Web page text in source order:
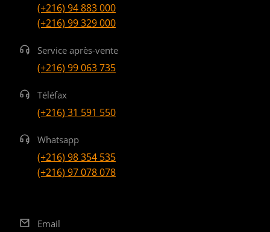
(+216) 94 883 000
(+216) 99 329 000
Service après-vente
(+216) 99 063 735
Téléfax
(+216) 31 591 550
Whatsapp
(+216) 98 354 535
(+216) 97 078 078
Email